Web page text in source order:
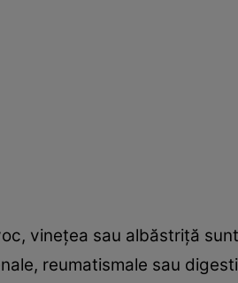
vineţea sau albăstriţă
reumatismale sau